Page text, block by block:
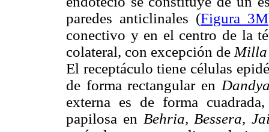
paredes anticlinales (Figura 3M
conectivo y en el centro de la
colateral, con excepción de
El receptáculo tiene células
de forma rectangular en
externa es de forma
papilosa en Behria, Bessera,